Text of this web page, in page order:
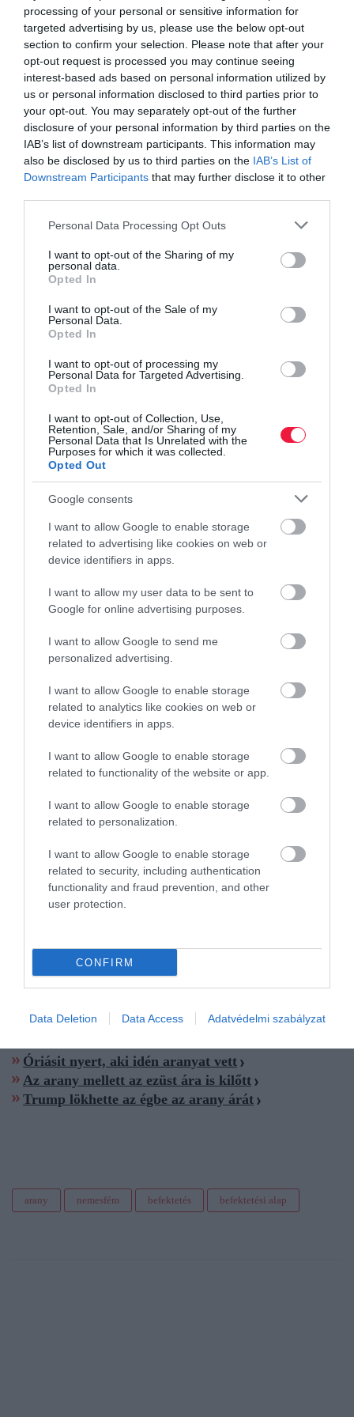
processing of your personal or sensitive information for
targeted advertising by us, please use the below opt-out
section to confirm your selection. Please note that after your
opt-out request is processed you may continue seeing
interest-based ads based on personal information utilized by
us or personal information disclosed to third parties prior to
your opt-out. You may separately opt-out of the further
disclosure of your personal information by third parties on the
IAB’s list of downstream participants. This information may
also be disclosed by us to third parties on the IAB’s List of
Downstream Participants that may further disclose it to other
Please note that this website/app uses one or more Google
not limited to your visit or usage behaviour. You may click to
grant or deny consent to Google and its third-party tags to
use your data for below specified purposes in below Google
consent section.
Personal Data Processing Opt Outs
I want to opt-out of the Sharing of my
personal data.
Opted In
I want to opt-out of the Sale of my
Personal Data.
Opted In
I want to opt-out of processing my
Personal Data for Targeted Advertising.
Opted In
I want to opt-out of Collection, Use,
Retention, Sale, and/or Sharing of my
Personal Data that Is Unrelated with the
Purposes for which it was collected.
Opted Out
Google consents
I want to allow Google to enable storage
related to advertising like cookies on web or
device identifiers in apps.
I want to allow my user data to be sent to
Google for online advertising purposes.
I want to allow Google to send me
personalized advertising.
I want to allow Google to enable storage
related to analytics like cookies on web or
device identifiers in apps.
I want to allow Google to enable storage
related to functionality of the website or app.
I want to allow Google to enable storage
related to personalization.
I want to allow Google to enable storage
related to security, including authentication
functionality and fraud prevention, and other
user protection.
CONFIRM
Data Deletion Data Access Adatvédelmi szabályzat
alkalmazott árkülönbségről amely plusz költséget jelenthet.
De akkor mégis miként részesedhetünk kockázatmentesebb és
egyszerűbb módon az arany árfolyamának szárnyalásából? Nos,
akár már néhány tízezer forintért megvásárolhatjuk az Erste, a
CIB, az MBH és a VIG Alapkezelő az arany tőzsdei árát követő
befektetési alapok befektetési jegyeit. Ezen felül több külföldi
konstrukció is elérhető a hazai online brókereknél vagy
privátbankároknál. Ilyen például az amerikai SPDR Gold Shares
ETF, amely 1013 tonna, vagy az iShares Gold Trust, amelyik 484
tonna aranyfedezettel rendelkezik. A két alap együttesen közel
183 milliárd dollár értékű aranyat tart, ami nagyjából Kína
lakossági befektetők jelentős szerepét az aranyárak
emelkedésében.
Merre tovább?
tapasztalható nagy aranykeresletre, nem lenne meglepő, ha az
arany ára hosszú távon tovább emelkedne - a neves Goldman
Sachs befektetési bank 2026 decemberére már 4900 dolláros
árfolyamot jósol. A befektetőknek azonban óvatosnak kell
lenniük. A tőzsdei árfolyam gyors és erőteljes emelkedése növeli a
visszaesés vagy eladási hullám kockázatát, ha csökken a vásárlási
Miért veszik az aranyat?
Értékmegőrző képesség: az arany évezredek óta pénz és
értéktároló eszköz. Nem függ egyetlen ország gazdaságától
vagy valutájától.
Infláció elleni védelem: Az arany ára jellemzően emelkedik,
Válságállóság: Pénzügyi, politikai vagy geopolitikai
bizonytalanság idején az arany stabilitást kínál. Háborúk,
gazdasági válságok vagy tőzsdei összeomlások idején
gyakran nő a kereslet iránta.
Diverzifikáció: Az arany ára nem korrelál erősen más
azt jelenti, hogy arany hozzáadásával egy portfólió kevésbé
lesz kockázatos, kiegyensúlyozottabb.
Fizikai, kézzelfogható vagyon: a befektető akár ténylegesen
is birtokolhatja (érme, rúd formájában). Ez pszichológiailag
biztonságérzetet ad, és nem függ digitális rendszerektől vagy
bankoktól.
veszteséget is okozhat. Tárolási és biztosítási költségek is
felmerülhetnek.
Olvasd el ezt is!
Óriásit nyert, aki idén aranyat vett
Az arany mellett az ezüst ára is kilőtt
Trump lökhette az égbe az arany árát
arany nemesfém befektetés befektetési alap